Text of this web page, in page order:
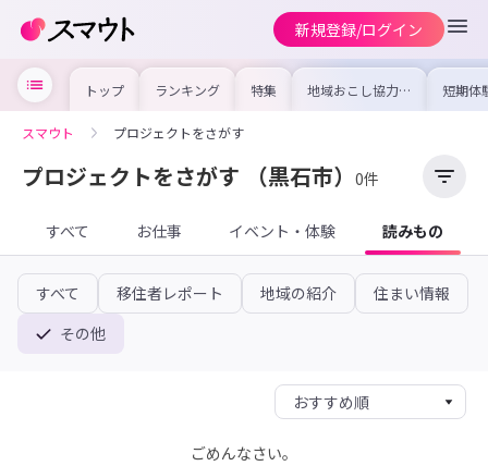
新規登録/ログイン
トップ ランキング 特集 地域おこし協力隊
の求人やイベント
を集めました！仕
けよう
短期体
り〜数
域を知
スマウト プロジェクトをさがす
プロジェクトをさがす （黒石市） 0件
すべて お仕事 イベント・体験 読みもの
すべて 移住者レポート 地域の紹介
住まい情報
その他
ごめんなさい。